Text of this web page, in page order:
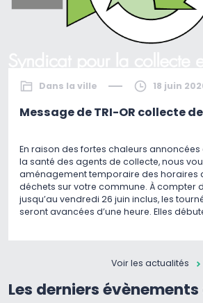
Dans la ville 18 juin
Message de TRI-OR collecte
En raison des fortes chaleurs
la santé des agents de collecte, nous
aménagement temporaire des horaires
déchets sur votre commune. À compter
jusqu’au vendredi 26 juin inclus, les
seront avancées d’une heure. Elles
Voir les actualités
Les derniers